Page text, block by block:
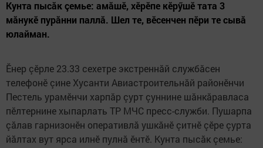
Кунта пысăк çемье: амăшӗ, хӗрӗпе кӗрӳшӗ тата 3
мăнукӗ пурăнни паллă. Шел те, вӗсенчен пӗри те сывă
юлайман.
Ӗнер çӗрле 23.33 сехетре экстреннăй службăсен
телефонӗ çине Хусанти Авиастроительнăй районӗнчи
Пестель урамӗнчи харпăр çурт çуннине шăнкăравласа
пӗлтернине хыпарлать ТР МЧС пресс-служби. Пушарпа
çăлав гарнизонӗн оперативлă ушкăнӗ çитнӗ çӗре çурта
йăлтах вут ярса илнӗ пулнă ӗнтӗ. Кунта пысăк çемье: